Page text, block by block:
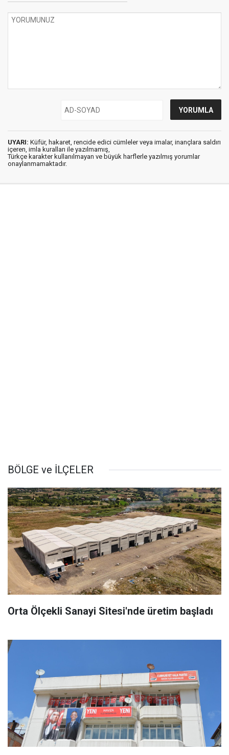
UYARI: Küfür, hakaret, rencide edici cümleler veya imalar, inançlara saldırı
içeren, imla kuralları ile yazılmamış,
Türkçe karakter kullanılmayan ve büyük harflerle yazılmış yorumlar
onaylanmamaktadır.
BÖLGE ve İLÇELER
Orta Ölçekli Sanayi Sitesi'nde üretim başladı